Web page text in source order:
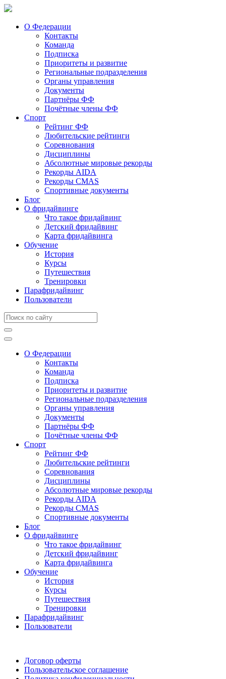
О Федерации
Контакты
Команда
Подписка
Приоритеты и развитие
Региональные подразделения
Органы управления
Документы
Партнёры ФФ
Почётные члены ФФ
Спорт
Рейтинг ФФ
Любительские рейтинги
Соревнования
Дисциплины
Абсолютные мировые рекорды
Рекорды AIDA
Рекорды CMAS
Спортивные документы
Блог
О фридайвинге
Что такое фридайвинг
Детский фридайвинг
Карта фридайвинга
Обучение
История
Курсы
Путешествия
Тренировки
Парафридайвинг
Пользователи
О Федерации
Контакты
Команда
Подписка
Приоритеты и развитие
Региональные подразделения
Органы управления
Документы
Партнёры ФФ
Почётные члены ФФ
Спорт
Рейтинг ФФ
Любительские рейтинги
Соревнования
Дисциплины
Абсолютные мировые рекорды
Рекорды AIDA
Рекорды CMAS
Спортивные документы
Блог
О фридайвинге
Что такое фридайвинг
Детский фридайвинг
Карта фридайвинга
Обучение
История
Курсы
Путешествия
Тренировки
Парафридайвинг
Пользователи
Договор оферты
Пользовательское соглашение